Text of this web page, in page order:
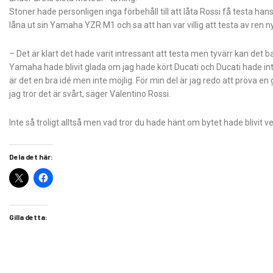
Stoner hade personligen inga förbehåll till att låta Rossi få testa
låna ut sin Yamaha YZR M1 och sa att han var villig att testa av ren
– Det är klart det hade varit intressant att testa men tyvärr kan det
Yamaha hade blivit glada om jag hade kört Ducati och Ducati hade
är det en bra idé men inte möjlig. För min del är jag redo att pröva
jag tror det är svårt, säger Valentino Rossi.
Inte så troligt alltså men vad tror du hade hänt om bytet hade blivit
Dela det här:
Gilla detta: